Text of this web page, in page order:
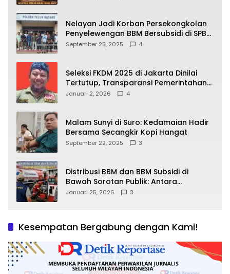
Nelayan Jadi Korban Persekongkolan
Penyelewengan BBM Bersubsidi di SPBU
64.78809 Teluk Batang
September 25, 2025 4
Seleksi FKDM 2025 di Jakarta Dinilai
Tertutup, Transparansi Pemerintahan
Pramono–Rano Dipertanyakan
Januari 2, 2026 4
Malam Sunyi di Suro: Kedamaian Hadir
Bersama Secangkir Kopi Hangat
September 22, 2025 3
Distribusi BBM dan BBM Subsidi di
Bawah Sorotan Publik: Antara
Kepentingan Negara, Hak Konsumen,
Januari 25, 2026 3
Kesempatan Bergabung dengan Kami!